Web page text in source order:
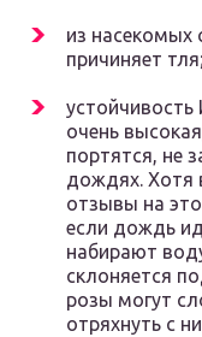
из насекомых
причиняет тля;
очень
портятся, не
дождях. Хотя
отзывы на
если дождь
набирают
склоняется
розы могут
отряхнуть с